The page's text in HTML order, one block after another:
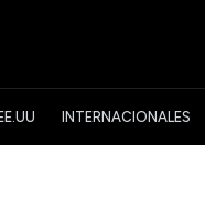
EE.UU INTERNACIONALES